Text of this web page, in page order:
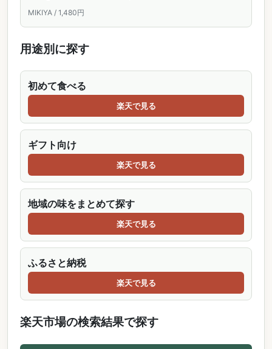
MIKIYA / 1,480円
用途別に探す
初めて食べる
楽天で見る
ギフト向け
楽天で見る
地域の味をまとめて探す
楽天で見る
ふるさと納税
楽天で見る
楽天市場の検索結果で探す